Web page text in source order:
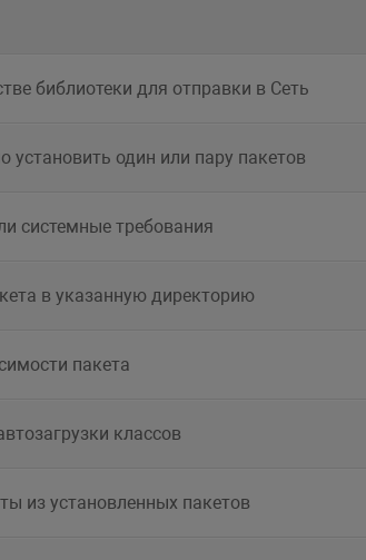
библиотеки для отправки в Сеть
установить один или пару пакетов
системные требования
в указанную директорию
пакета
классов
из установленных пакетов